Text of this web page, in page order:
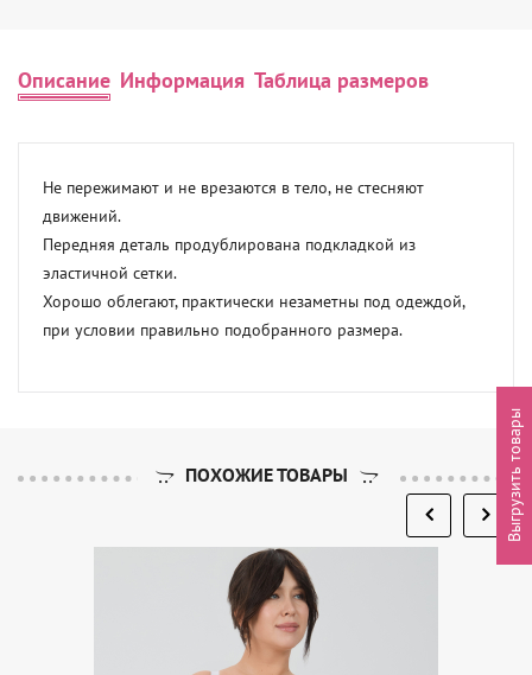
Описание Информация Таблица размеров
Не пережимают и не врезаются в тело, не стесняют
движений.
Передняя деталь продублирована подкладкой из
эластичной сетки.
Хорошо облегают, практически незаметны под одеждой,
при условии правильно подобранного размера.
ПОХОЖИЕ ТОВАРЫ Выгрузить товары